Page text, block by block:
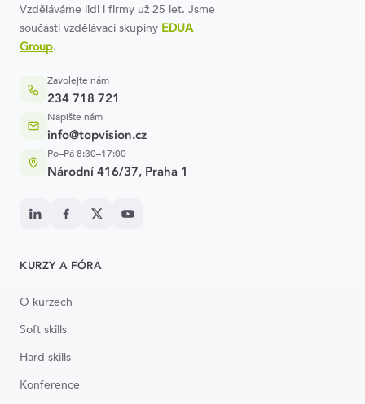
Vzděláváme lidi i firmy už 25 let. Jsme
součástí vzdělávací skupiny EDUA
Group.
Zavolejte nám
234 718 721
Napište nám
info@topvision.cz
Po–Pá 8:30–17:00
Národní 416/37, Praha 1
KURZY A FÓRA
O kurzech
Soft skills
Hard skills
Konference